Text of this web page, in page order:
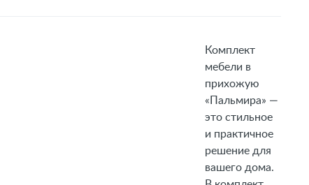
Комплект
мебели в
прихожую
«Пальмира» —
это стильное
и практичное
решение для
вашего дома.